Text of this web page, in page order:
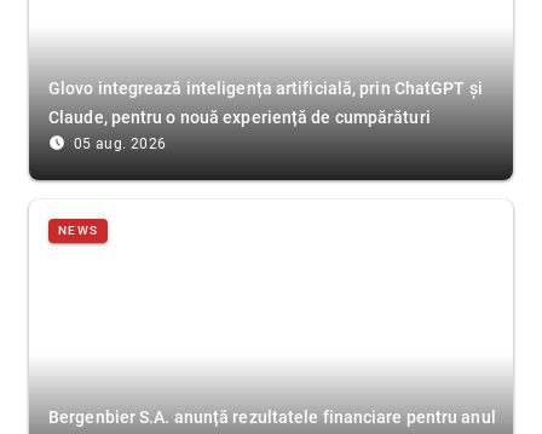
Glovo integrează inteligența artificială, prin ChatGPT și
Claude, pentru o nouă experiență de cumpărături
access_time_filled 05 aug. 2026
NEWS
Bergenbier S.A. anunță rezultatele financiare pentru anul